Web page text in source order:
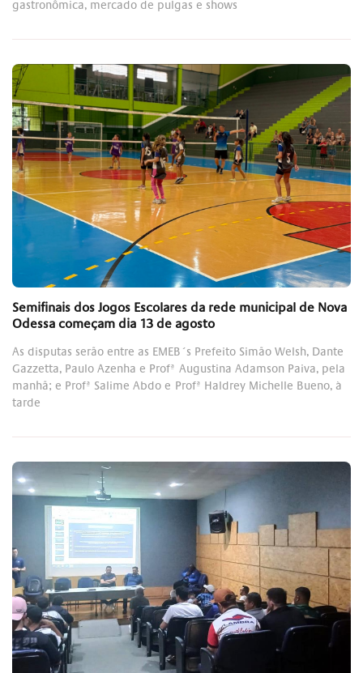
gastronômica, mercado de pulgas e shows
Semifinais dos Jogos Escolares da rede municipal de Nova
Odessa começam dia 13 de agosto
As disputas serão entre as EMEB´s Prefeito Simão Welsh, Dante
Gazzetta, Paulo Azenha e Profª Augustina Adamson Paiva, pela
manhã; e Profª Salime Abdo e Profª Haldrey Michelle Bueno, à
tarde